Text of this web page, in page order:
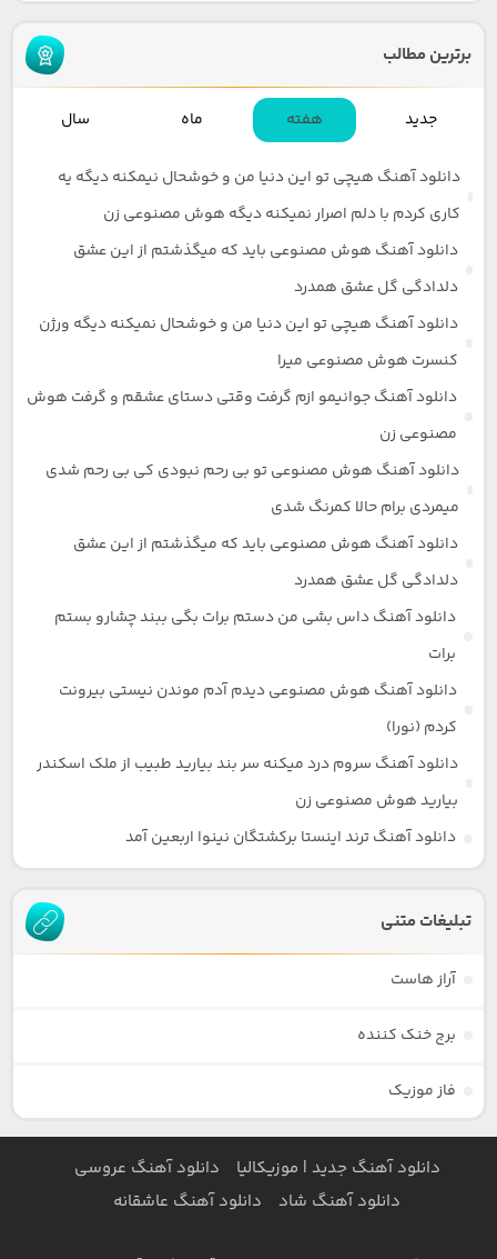
برترین مطالب
جدید هفته ماه سال
دانلود آهنگ هیچی تو این دنیا من و خوشحال نیمکنه دیگه یه
کاری کردم با دلم اصرار نمیکنه دیگه هوش مصنوعی زن
دانلود آهنگ هوش مصنوعی باید که میگذشتم از این عشق
دلدادگی گل عشق همدرد
دانلود آهنگ هیچی تو این دنیا من و خوشحال نمیکنه دیگه ورژن
کنسرت هوش مصنوعی میرا
دانلود آهنگ جوانیمو ازم گرفت وقتی دستای عشقم و گرفت هوش
مصنوعی زن
دانلود آهنگ هوش مصنوعی تو بی رحم نبودی کی بی رحم شدی
میمردی برام حالا کمرنگ شدی
دانلود آهنگ هوش مصنوعی باید که میگذشتم از این عشق
دلدادگی گل عشق همدرد
دانلود آهنگ داس بشی من دستم برات بگی ببند چشارو بستم
برات
دانلود آهنگ هوش مصنوعی دیدم آدم موندن نیستی بیرونت
کردم (نورا)
دانلود آهنگ سروم درد میکنه سر بند بیارید طبیب از ملک اسکندر
بیارید هوش مصنوعی زن
دانلود آهنگ ترند اینستا برکشتگان نینوا اربعین آمد
تبلیغات متنی
آراز هاست
برج خنک کننده
فاز موزیک
دانلود آهنگ جدید | موزیکالیا
دانلود آهنگ عروسی
دانلود آهنگ شاد
دانلود آهنگ عاشقانه